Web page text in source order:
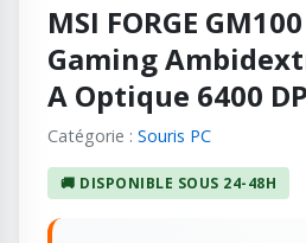
MSI FORGE
Gaming
A Optique 6400
Catégorie : Souris PC
🚚 DISPONIBLE SOUS 24-48H